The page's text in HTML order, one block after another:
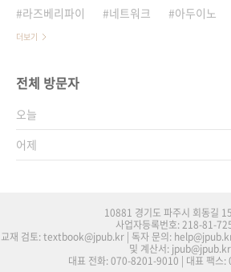
라즈베리파이
네트워크 아두이노
더보기
전체 방문자
오늘
어제
10881 경기도 파주시 회동길
사업자등록번호: 218-81-
교재 검토: textbook@jpub.kr | 독자 문의:
및 계산서: jpub@jpub.kr
대표 전화: 070-8201-9010 | 대표 팩스